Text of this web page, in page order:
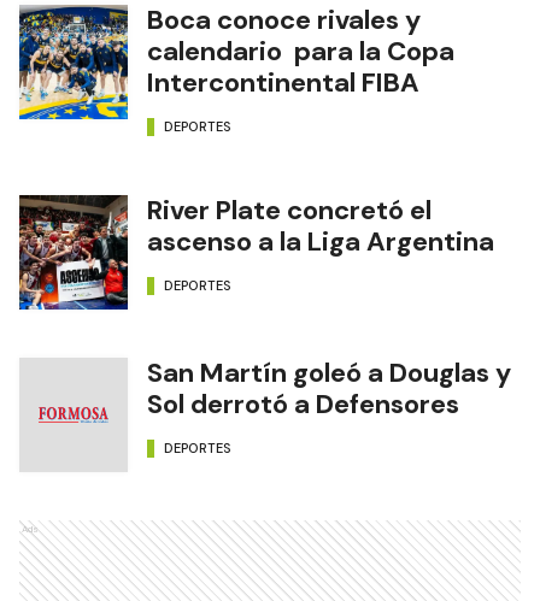
Boca conoce rivales y
calendario para la Copa
Intercontinental FIBA
DEPORTES
River Plate concretó el
ascenso a la Liga Argentina
DEPORTES
San Martín goleó a Douglas y
Sol derrotó a Defensores
DEPORTES
Ads